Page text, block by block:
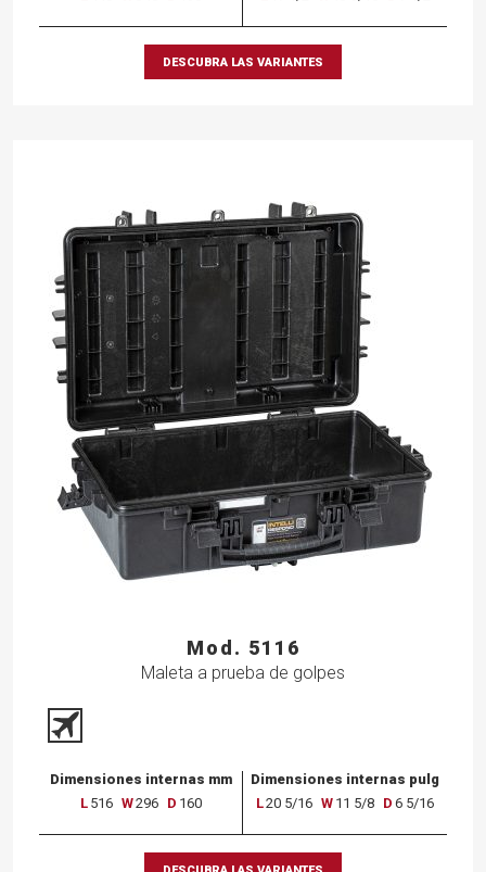
DESCUBRA LAS VARIANTES
Mod. 5116
Maleta a prueba de golpes
Dimensiones internas mm
L 516 W296 D 160
Dimensiones internas pulg
L20 5/16 W 11 5/8 D 6 5/16